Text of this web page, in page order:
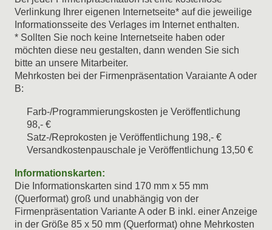
Verlinkung Ihrer eigenen Internetseite* auf die jeweilige
Informationsseite des Verlages im Internet enthalten.
* Sollten Sie noch keine Internetseite haben oder
möchten diese neu gestalten, dann wenden Sie sich
bitte an unsere Mitarbeiter.
Mehrkosten bei der Firmenpräsentation Varaiante A oder
B:
Farb-/Programmierungskosten je Veröffentlichung
98,- €
Satz-/Reprokosten je Veröffentlichung 198,- €
Versandkostenpauschale je Veröffentlichung 13,50 €
Informationskarten:
Die Informationskarten sind 170 mm x 55 mm
(Querformat) groß und unabhängig von der
Firmenpräsentation Variante A oder B inkl. einer Anzeige
in der Größe 85 x 50 mm (Querformat) ohne Mehrkosten